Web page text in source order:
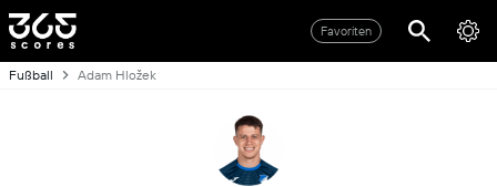
Favoriten
Fußball Adam Hložek